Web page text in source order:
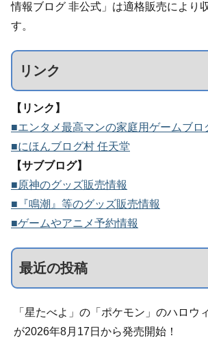
情報ブログ 非公式」は適格販売により
す。
リンク
【リンク】
■エンタメ最高マンの家庭用ゲームブロ
■にほんブログ村 任天堂
【サブブログ】
■原神のグッズ販売情報
■『鳴潮』等のグッズ販売情報
■ゲームやアニメ予約情報
最近の投稿
「星たべよ」の「ポケモン」のハロウ
が2026年8月17日から発売開始！